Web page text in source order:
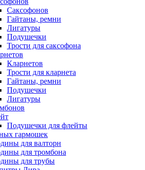
Саксофонов
Гайтаны, ремни
Лигатуры
Подушечки
Трости для саксофона
Кларнетов
Трости для кларнета
Гайтаны, ремни
Подушечки
Лигатуры
Подушечки для флейты
гармошек
для валторн
для тромбона
для трубы